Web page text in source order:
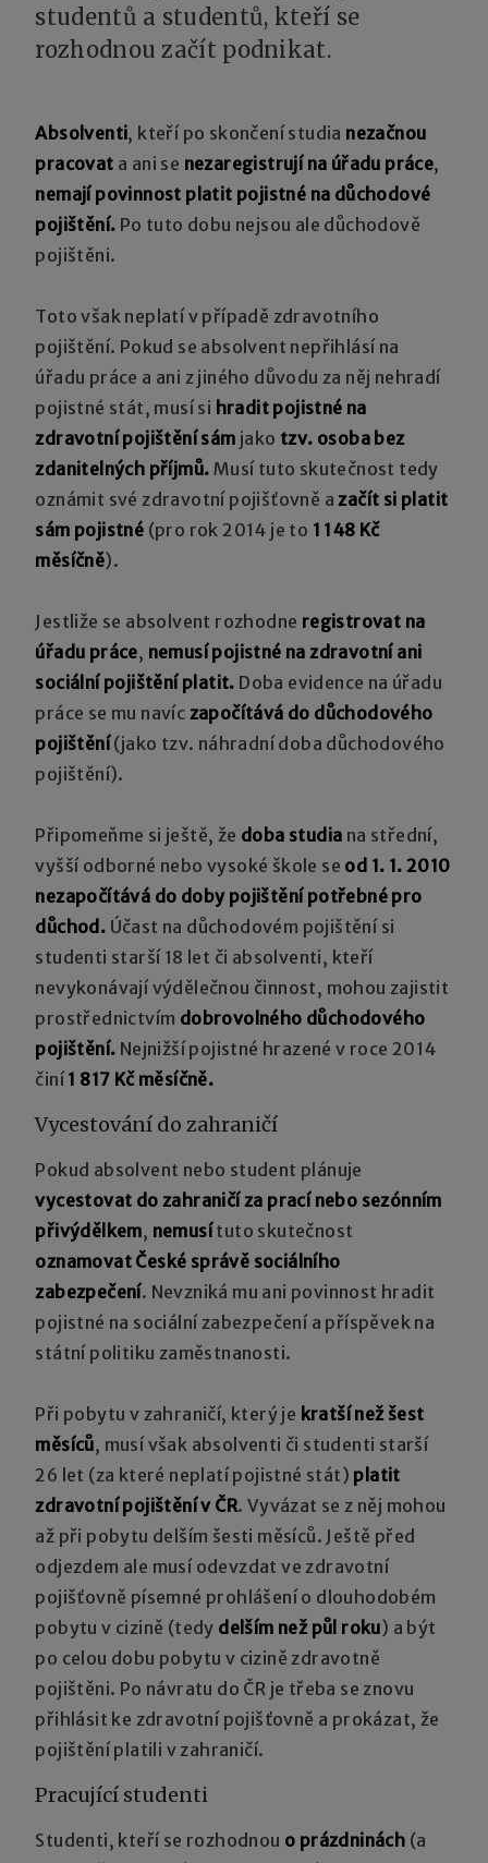
studentů a studentů, kteří se
rozhodnou začít podnikat.
Absolventi, kteří po skončení studia nezačnou
pracovat a ani se nezaregistrují na úřadu práce,
nemají povinnost platit pojistné na důchodové
pojištění. Po tuto dobu nejsou ale důchodově
pojištěni.
Toto však neplatí v případě zdravotního
pojištění. Pokud se absolvent nepřihlásí na
úřadu práce a ani z jiného důvodu za něj nehradí
pojistné stát, musí si hradit pojistné na
zdravotní pojištění sám jako tzv. osoba bez
zdanitelných příjmů. Musí tuto skutečnost tedy
oznámit své zdravotní pojišťovně azačít si platit
sám pojistné (pro rok 2014 je to 1 148 Kč
měsíčně).
Jestliže se absolvent rozhodne registrovat na
úřadu práce, nemusí pojistné na zdravotní ani
sociální pojištění platit. Doba evidence na úřadu
práce se mu navíc započítává do důchodového
pojištění(jako tzv. náhradní doba důchodového
pojištění).
Připomeňme si ještě, že doba studia na střední,
vyšší odborné nebo vysoké škole se od 1. 1. 2010
nezapočítává do doby pojištění potřebné pro
důchod. Účast na důchodovém pojištění si
studenti starší 18 let či absolventi, kteří
nevykonávají výdělečnou činnost, mohou zajistit
prostřednictvím dobrovolného důchodového
pojištění. Nejnižší pojistné hrazené v roce 2014
činí 1 817 Kč měsíčně.
Vycestování do zahraničí
Pokud absolvent nebo student plánuje
vycestovat do zahraničí za prací nebo sezónním
přivýdělkem, nemusítuto skutečnost
oznamovat České správě sociálního
zabezpečení. Nevzniká mu ani povinnost hradit
pojistné na sociální zabezpečení a příspěvek na
státní politiku zaměstnanosti.
Při pobytu v zahraničí, který je kratší než šest
měsíců, musí však absolventi či studenti starší
26 let (za které neplatí pojistné stát) platit
zdravotní pojištění v ČR. Vyvázat se z něj mohou
až při pobytu delším šesti měsíců. Ještě před
odjezdem ale musí odevzdat ve zdravotní
pojišťovně písemné prohlášení o dlouhodobém
pobytu v cizině (tedy delším než půl roku) a být
po celou dobu pobytu v cizině zdravotně
pojištěni. Po návratu do ČR je třeba se znovu
přihlásit ke zdravotní pojišťovně a prokázat, že
pojištění platili v zahraničí.
Pracující studenti
Studenti, kteří se rozhodnou o prázdninách (a